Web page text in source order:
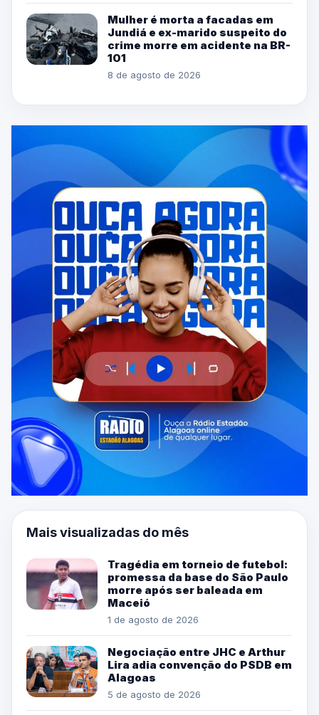
Mulher é morta a facadas em
Jundiá e ex-marido suspeito do
crime morre em acidente na BR-
101
8 de agosto de 2026
Mais visualizadas do mês
Tragédia em torneio de futebol:
promessa da base do São Paulo
morre após ser baleada em
Maceió
1 de agosto de 2026
Negociação entre JHC e Arthur
Lira adia convenção do PSDB em
Alagoas
5 de agosto de 2026